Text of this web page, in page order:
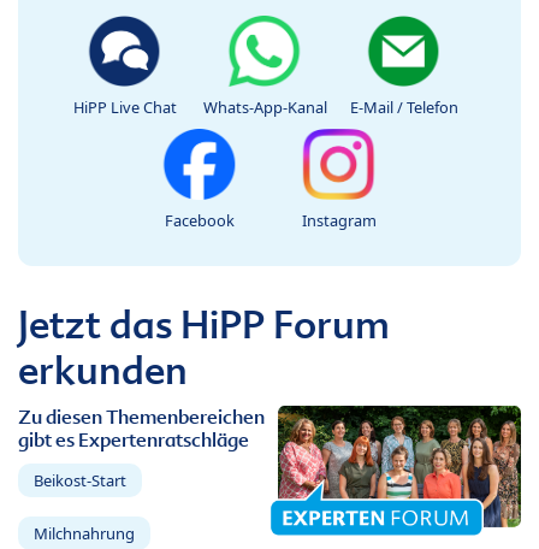
HiPP Live Chat Whats-App-Kanal E-Mail / Telefon
Facebook Instagram
Jetzt das HiPP Forum
erkunden
Zu diesen Themenbereichen
gibt es Expertenratschläge
Beikost-Start
Milchnahrung